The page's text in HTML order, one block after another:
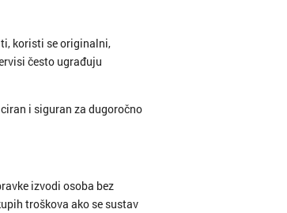
koristi se originalni,
često ugrađuju
i siguran za dugoročno
izvodi osoba bez
troškova ako se sustav